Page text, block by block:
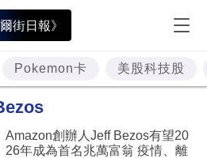
街日報》
Pokemon卡 美股科技股
Amazon創辦人Jeff Bezos有望20
26年成為首名兆萬富翁 疫情、離